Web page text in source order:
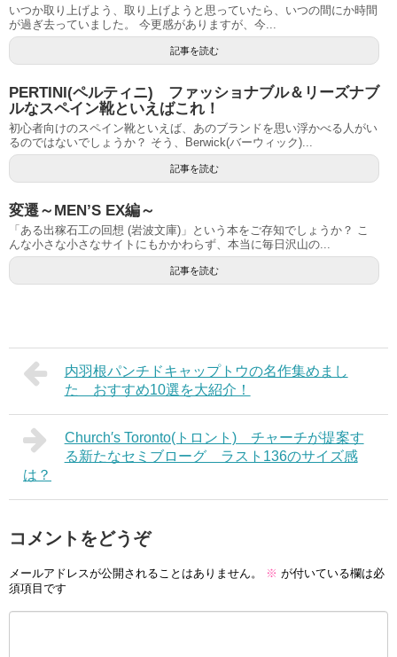
いつか取り上げよう、取り上げようと思っていたら、いつの間にか時間
が過ぎ去っていました。 今更感がありますが、今...
記事を読む
PERTINI(ペルティニ) ファッショナブル＆リーズナブ
ルなスペイン靴といえばこれ！
初心者向けのスペイン靴といえば、あのブランドを思い浮かべる人がい
るのではないでしょうか？ そう、Berwick(バーウィック)...
記事を読む
変遷～MEN’S EX編～
「ある出稼石工の回想 (岩波文庫)」という本をご存知でしょうか？ こ
んな小さな小さなサイトにもかかわらず、本当に毎日沢山の...
記事を読む
内羽根パンチドキャップトウの名作集めまし
た おすすめ10選を大紹介！
Church′s Toronto(トロント) チャーチが提案す
る新たなセミブローグ ラスト136のサイズ感
は？
コメントをどうぞ
メールアドレスが公開されることはありません。 ※ が付いている欄は必
須項目です